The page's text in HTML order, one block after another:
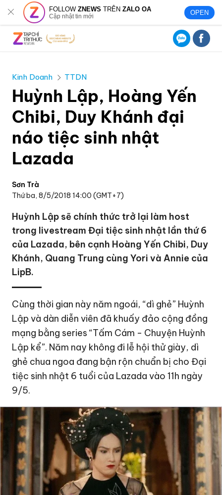
FOLLOWZNEWS TRÊNZALO OA
Cập nhật tin mới OPEN
Kinh Doanh TTDN
Huỳnh Lập, Hoàng Yến
Chibi, Duy Khánh đại
náo tiệc sinh nhật
Lazada
Sơn Trà
Thứ ba, 8/5/2018 14:00 (GMT+7)
Huỳnh Lập sẽ chính thức trở lại làm host
trong livestream Đại tiệc sinh nhật lần thứ 6
của Lazada, bên cạnh Hoàng Yến Chibi, Duy
Khánh, Quang Trung cùng Yori và Annie của
LipB.
Cùng thời gian này năm ngoái, “dì ghẻ” Huỳnh
Lập và dàn diễn viên đã khuấy đảo cộng đồng
mạng bằng series “Tấm Cám - Chuyện Huỳnh
Lập kể”. Năm nay không đi lễ hội thử giày, dì
ghẻ chua ngoa đang bận rộn chuẩn bị cho Đại
tiệc sinh nhật 6 tuổi của Lazada vào 11h ngày
9/5.